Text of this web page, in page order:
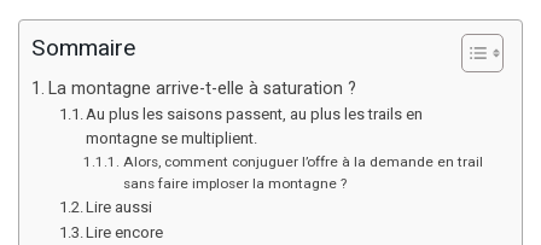
Sommaire
La montagne arrive-t-elle à saturation ?
Au plus les saisons passent, au plus les trails en
montagne se multiplient.
Alors, comment conjuguer l’offre à la demande en trail
sans faire imploser la montagne ?
Lire aussi
Lire encore